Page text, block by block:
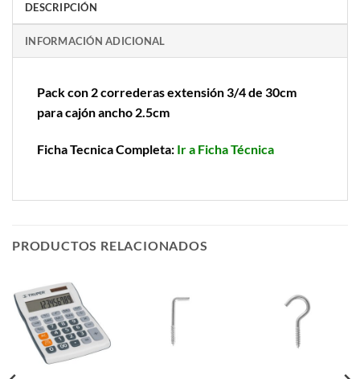
DESCRIPCIÓN
INFORMACIÓN ADICIONAL
Pack con 2 correderas extensión 3/4 de 30cm
para cajón ancho 2.5cm
Ficha Tecnica Completa: Ir a Ficha Técnica
PRODUCTOS RELACIONADOS